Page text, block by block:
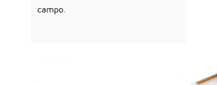
campo.